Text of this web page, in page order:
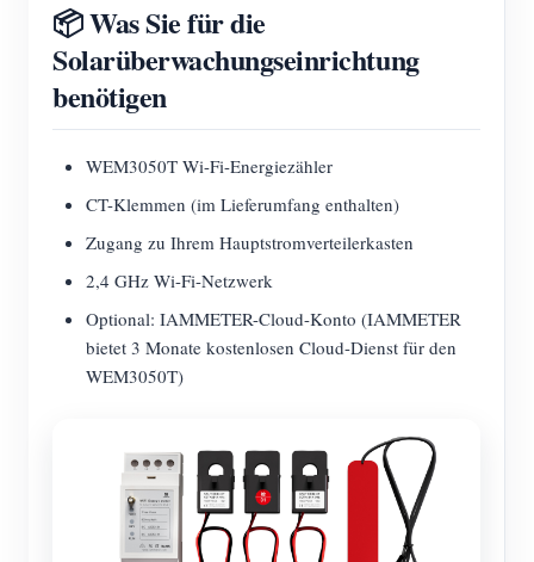
📦 Was Sie für die
Solarüberwachungseinrichtung
benötigen
WEM3050T Wi-Fi-Energiezähler
CT-Klemmen (im Lieferumfang enthalten)
Zugang zu Ihrem Hauptstromverteilerkasten
2,4 GHz Wi-Fi-Netzwerk
Optional: IAMMETER-Cloud-Konto (IAMMETER
bietet 3 Monate kostenlosen Cloud-Dienst für den
WEM3050T)